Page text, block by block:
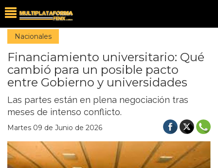
Nacionales
Financiamiento universitario: Qué
cambió para un posible pacto
entre Gobierno y universidades
Las partes están en plena negociación tras
meses de intenso conflicto.
Martes 09 de Junio de 2026